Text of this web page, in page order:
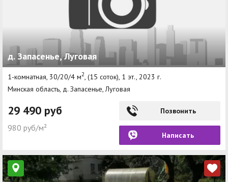
д. Запасенье, Луговая
1-комнатная, 30/20/4 м2, (15 соток), 1 эт., 2023 г.
Минская область, д. Запасенье, Луговая
29 490 руб
980 руб/м²
Позвонить
Написать